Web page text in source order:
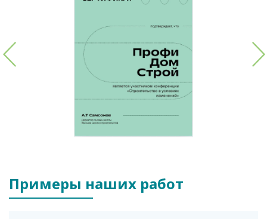
Примеры наших работ